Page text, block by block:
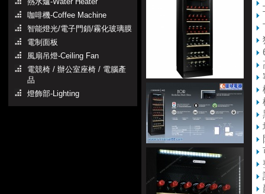
咖啡機-Coffee Machine
智能燈光/電子門鎖/霧化玻璃膜
電制面板
風扇吊燈-Ceiling Fan
電競椅 / 辦公室座椅 / 電腦產
品
燈飾部-Lighting